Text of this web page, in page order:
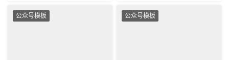
公众号模板 公众号模板